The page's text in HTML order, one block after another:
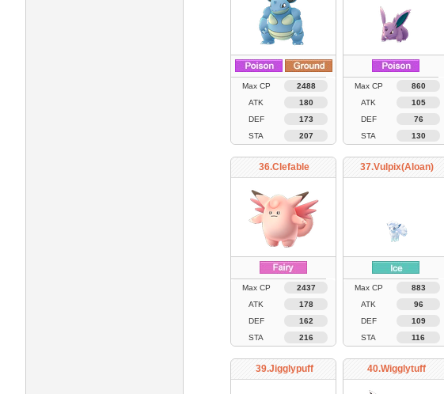
Max CP
2488
ATK
180
DEF
173
STA
207
Max CP
860
ATK
105
DEF
76
STA
130
36.Clefable
Max CP
2437
ATK
178
DEF
162
STA
216
37.Vulpix(Aloan)
Max CP
883
ATK
96
DEF
109
STA
116
39.Jigglypuff 40.Wigglytuff